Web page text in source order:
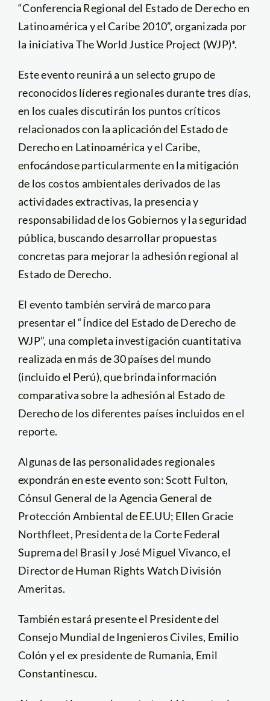
“Conferencia Regional del Estado de Derecho en
Latinoamérica y el Caribe 2010”, organizada por
la iniciativa The World Justice Project (WJP)*.
Este evento reunirá a un selecto grupo de
reconocidos líderes regionales durante tres días,
en los cuales discutirán los puntos críticos
relacionados con la aplicación del Estado de
Derecho en Latinoamérica y el Caribe,
enfocándose particularmente en la mitigación
de los costos ambientales derivados de las
actividades extractivas, la presencia y
responsabilidad de los Gobiernos y la seguridad
pública, buscando desarrollar propuestas
concretas para mejorar la adhesión regional al
Estado de Derecho.
El evento también servirá de marco para
presentar el “Índice del Estado de Derecho de
WJP”, una completa investigación cuantitativa
realizada en más de 30 países del mundo
(incluido el Perú), que brinda información
comparativa sobre la adhesión al Estado de
Derecho de los diferentes países incluidos en el
reporte.
Algunas de las personalidades regionales
expondrán en este evento son: Scott Fulton,
Cónsul General de la Agencia General de
Protección Ambiental de EE.UU; Ellen Gracie
Northfleet, Presidenta de la Corte Federal
Suprema del Brasil y José Miguel Vivanco, el
Director de Human Rights Watch División
Ameritas.
También estará presente el Presidente del
Consejo Mundial de Ingenieros Civiles, Emilio
Colón y el ex presidente de Rumania, Emil
Constantinescu.